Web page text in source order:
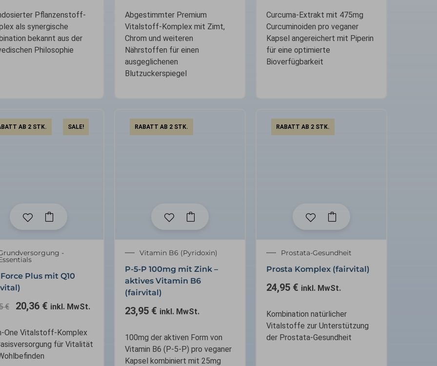
Pflanzenstoff-
als synergische
bekannt aus der
Philosophie
Abgestimmter Premium
Vitalstoff-Komplex mit Zimt,
Chrom und weiteren
Nährstoffen für einen
ausgeglichenen
Blutzuckerspiegel
Curcuma-Extrakt mit 475mg
Curcuminoiden pro veganer
Kapsel angereichert mit Piperin
für eine optimierte
Bioverfügbarkeit
AB 2 STK. SALE!
-
Plus mit Q10
€
Ursprünglicher
Preis
war:
23,95 €
20,36 €
Aktueller
ist:
20,36 €.
inkl. MwSt.
One Vitalstoff-Komplex
für Vitalität
RABATT AB 2 STK.
Vitamin B6 (Pyridoxin)
P-5-P 100mg mit Zink –
aktives Vitamin B6
(fairvital)
23,95 € inkl. MwSt.
100mg der aktiven Form von
Vitamin B6 (P-5-P) pro veganer
Kapsel kombiniert mit 25mg
RABATT AB 2 STK.
Prostata-Gesundheit
Prosta Komplex (fairvital)
24,95 € inkl. MwSt.
Kombination natürlicher
Vitalstoffe zur Unterstützung
der Prostata-Gesundheit